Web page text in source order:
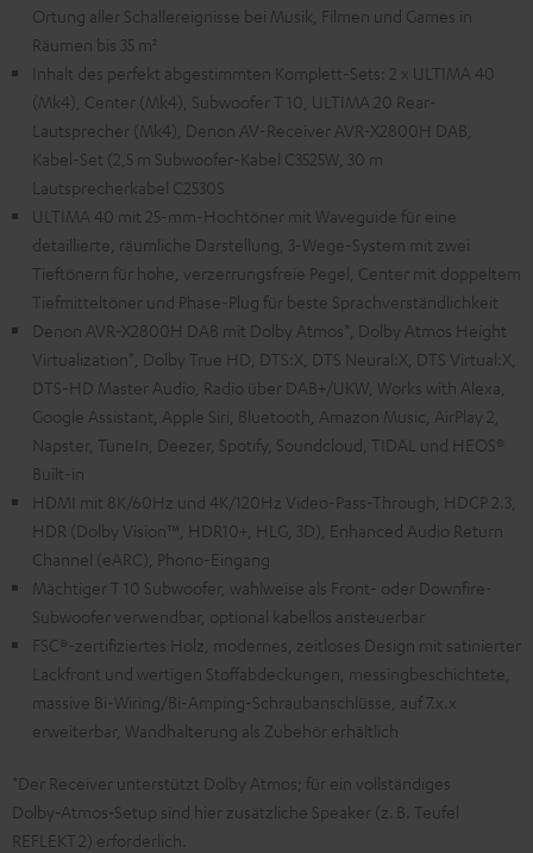
Ortung aller Schallereignisse bei Musik, Filmen und Games in
Räumen bis 35 m²
Inhalt des perfekt abgestimmten Komplett-Sets: 2 x ULTIMA 40
(Mk4), Center (Mk4), Subwoofer T 10, ULTIMA 20 Rear-
Lautsprecher (Mk4), Denon AV-Receiver AVR-X2800H DAB,
Kabel-Set (2,5 m Subwoofer-Kabel C3525W, 30 m
Lautsprecherkabel C2530S
ULTIMA 40 mit 25-mm-Hochtöner mit Waveguide für eine
detaillierte, räumliche Darstellung, 3-Wege-System mit zwei
Tieftönern für hohe, verzerrungsfreie Pegel, Center mit doppeltem
Tiefmitteltöner und Phase-Plug für beste Sprachverständlichkeit
Denon AVR-X2800H DAB mit Dolby Atmos*, Dolby Atmos Height
Virtualization*, Dolby True HD, DTS:X, DTS Neural:X, DTS Virtual:X,
DTS-HD Master Audio, Radio über DAB+/UKW, Works with Alexa,
Google Assistant, Apple Siri, Bluetooth, Amazon Music, AirPlay 2,
Napster, TuneIn, Deezer, Spotify, Soundcloud, TIDAL und HEOS®
Built-in
HDMI mit 8K/60Hz und 4K/120Hz Video-Pass-Through, HDCP 2.3,
HDR (Dolby Vision™, HDR10+, HLG, 3D), Enhanced Audio Return
Channel (eARC), Phono-Eingang
Mächtiger T 10 Subwoofer, wahlweise als Front- oder Downfire-
Subwoofer verwendbar, optional kabellos ansteuerbar
FSC®-zertifiziertes Holz, modernes, zeitloses Design mit satinierter
Lackfront und wertigen Stoffabdeckungen, messingbeschichtete,
massive Bi-Wiring/Bi-Amping-Schraubanschlüsse, auf 7.x.x
erweiterbar, Wandhalterung als Zubehör erhältlich
*Der Receiver unterstützt Dolby Atmos; für ein vollständiges
Dolby‑Atmos‑Setup sind hier zusätzliche Speaker (z. B. Teufel
REFLEKT 2) erforderlich.